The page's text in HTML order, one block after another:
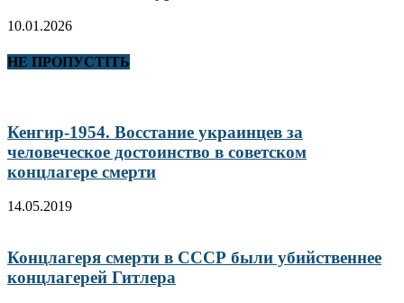
10.01.2026
НЕ ПРОПУСТІТЬ
Кенгир-1954. Восстание украинцев за
человеческое достоинство в советском
концлагере смерти
14.05.2019
Концлагеря смерти в СССР были убийственнее
концлагерей Гитлера